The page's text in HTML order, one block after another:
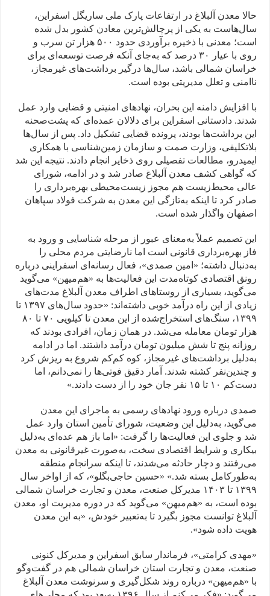
حالا معدن آلبلاغ در ارتفاعات پارک ملی ساریگل اسفراین،
سال‌هاست به یکی از پرچالش‌ترین معادن کشور بدل شده
است؛ معدنی با ذخیره برآوردی حدود ۵۰۰ هزار تن سرب و
روی با عیار ۳۰ درصد که به‌جای آنکه فرصت توسعه‌ای برای
خراسان شمالی باشد، سال‌ها درگیر برداشت‌های غیرمجاز،
ناامنی و تعلل مدیریتی بوده است.
با افزایش دامنه این بحران، نهادهای امنیتی و قضایی وارد عمل
شدند. دادستانی اسفراین برای دلالان عمده‌ای که پشت‌صحنه
این برداشت‌ها بودند، پرونده قضایی تشکیل داد. پس از سال‌ها
بلاتکلیفی، وزارت صمت و سازمان زمین‌شناسی با همکاری
ایمیدرو، مطالعات تفصیلی روی ذخایر انجام دادند. نتیجه این شد
که گواهی کشف معدن آلبلاغ صادر شد و در ادامه، شورای
عالی محیط‌زیست هم مجوز زیست‌محیطی بهره‌برداری را
صادر کرد تا اینکه به‌تازگی این معدن به شرکت فولاد سپاهان
اصفهان واگذار شده است.
این تصمیم عملاً به‌معنای عبور از مرحله شناسایی و ورود به
فاز بهره‌برداری قانونی است اما نارضایتی مردم محلی را
به‌دنبال داشته؛ «امین صمدی»، فعال رسانه‌ای اسفراینی درباره
رونق اقتصادی کوتاه‌مدت این فعالیت‌ها به «هم‌میهن» می‌گوید
می‌گوید، بسیاری از روستاهای اطراف معدن آلبلاغ مدت‌های
زیادی از این راه درآمد خوبی داشته‌اند: «حدود سال‌های ۱۳۹۷ تا
۱۳۹۹، سنگ‌های استخراج‌شده از این معدن تا کیلویی ۷۰ تا ۸۰
هزار تومان معامله می‌شد. در همان زمان، افرادی بودند که
روزانه پنج تا شش میلیون تومان درآمد داشتند. اما در ادامه
به‌دلیل برداشت‌های غیرمجاز، کوه کم‌کم شروع به ریزش کرد
و چندین‌نفر کشته شدند. آمار دقیق فوتی‌ها را نمی‌دانم، اما
دست‌کم ۱۰ تا ۱۵ نفر جان خود را از دست دادند.»
صمدی درباره ورود نهادهای رسمی به ماجرای این معدن
می‌گوید، به‌دلیل این وضعیت، شورای تأمین استان وارد عمل
شد و جلوی این فعالیت‌ها را گرفت: «اما باز هم عده‌ای به‌دلیل
بیکاری و شرایط اقتصادی سخت، به‌صورت غیرقانونی به معدن
می‌رفتند و دچار حادثه می‌شدند، تا اینکه سرانجام منطقه
به‌طورکامل بسته شد.» «حسین حاجی‌بگلو»، که از اواخر سال
۱۳۹۹ تا ۱۴۰۳ مدیرکل صنعت، معدن و تجارت خراسان شمالی
بوده است، به «هم‌میهن» می‌گوید که در دوره مدیریت او، معدن
آلبلاغ توانست مجوز بگیرد تا به‌تعبیر خودش، «به این معدن
هویت داده شود».
«مهدی کرامتی»، فرماندار سابق اسفراین و مدیرکل کنونی
صنعت، معدن و تجارت استان خراسان شمالی هم در گفت‌وگو
با «هم‌میهن» درباره روند شکل‌گیری و سرنوشت معدن آلبلاغ